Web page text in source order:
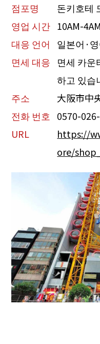
점포명
돈키호테
영업 시간 10AM-4AM
대응 언어
일본어·
면세 대응
면세 카운
하고 있습
주소
大阪市中
전화 번호 0570-
URL
https://
ore/